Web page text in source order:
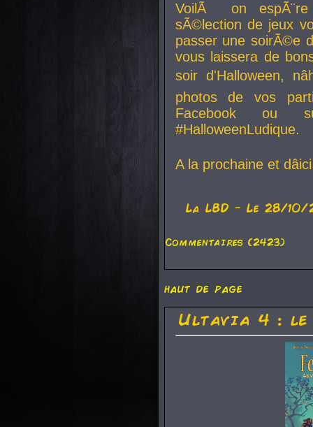
VoilÃ on
sÃ©lection de jeux
passer une soirÃ©e
vous laissera de
soir d'Halloween,
photos de vos
Facebook ou
#HalloweenLudique.
A la prochaine et
La LBD - Le 28/10/
Commentaires (2423)
haut de page
Ultavia 4 :